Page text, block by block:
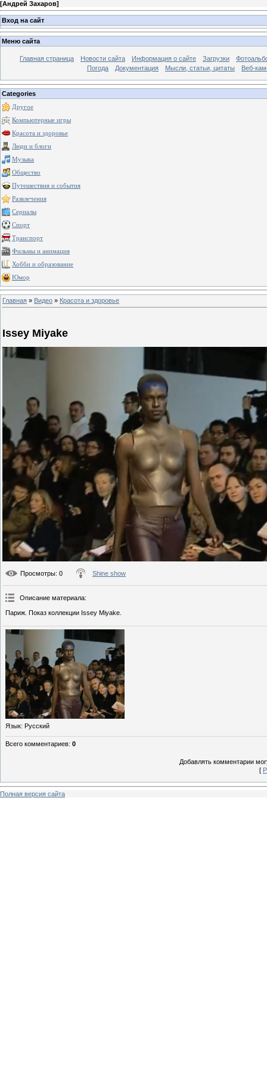
[Андрей Захаров]
Вход на сайт
Меню сайта
Главная страница Новости сайта Информация о сайте Загрузки
Погода
Документация Мысли, статьи, цитаты Веб-
Categories
Другое
Компьютерные игры
Красота и здоровье
Люди и блоги
Музыка
Общество
Путешествия и события
Развлечения
Сериалы
Спорт
Транспорт
Фильмы и анимация
Хобби и образование
Юмор
Главная » Видео » Красота и здоровье
Issey Miyake
Просмотры: 0 Shine show
Описание материала:
Париж. Показ коллекции Issey Miyake.
Язык: Русский
Всего комментариев: 0
Добавлять комментарии
[
Полная версия сайта